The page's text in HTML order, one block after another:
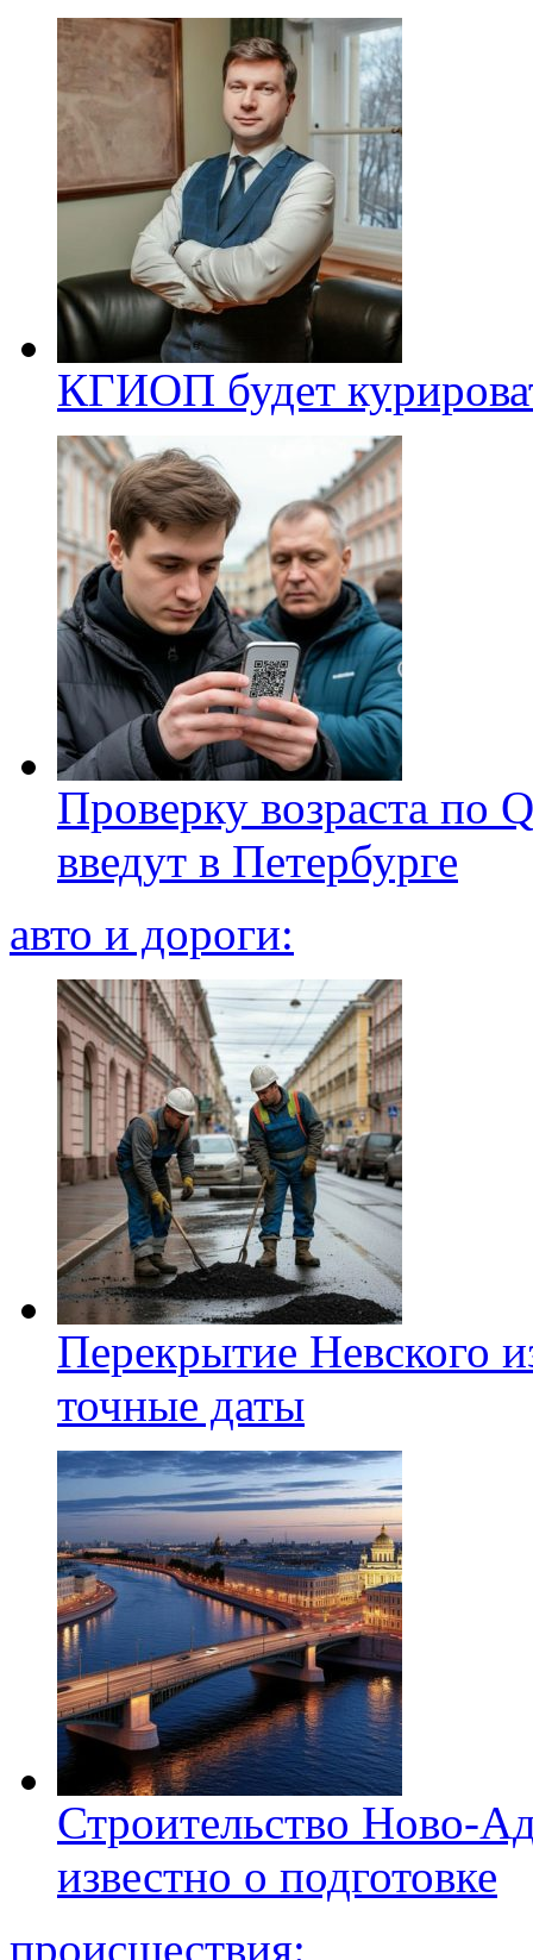
КГИОП будет
Проверку возраста по
введут в Петербурге
авто и дороги:
Перекрытие Невского
точные даты
Строительство Ново-
известно о подготовке
происшествия: